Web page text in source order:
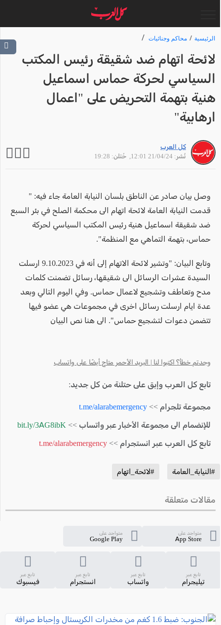
الرئيسية محاكم وجنائيات
لائحة اتهام ضد شقيقة رئيس المكتب
السياسي لحركة حماس اسماعيل
هنية بتهمة التحريض على "اعمال
ارهابية"
كل العرب
نُشر: 21/04/24 12:01
, حُتلن: 19:28
وصل بيان صادر عن الناطق بلسان النيابة العامة جاء فيه: "
قدمت النيابة العامة لائحة اتهام الى محكمة الصلح في بئر السبع
ضد شقيقة اسماعيل هنية رئيس المكتب السياسي لحركة
حماس، بتهمة التماهي مع المنظمة".
وتابع البيان: "وتشير لائحة الاتهام إلى أنه في 9.10.2023 ارسلت
السيدة عشرات الرسائل الى شقيقها، رسائل تضمنت كلمات
مدح وتعاطف وتشجيع لاعمال حماس. وفي اليوم التالي وبعد
عدة ايام ارسلت رسائل اخرى في مجموعات هي عضو فيها
تتضمن دعوات لتشجيع حماس". الى هنا نص البيان
وجدتم خطأ؟ اكتبوا لنا | البريد الأحمر متاح أيضًا على واتساب
تابع كل العرب وإبق على حتلنة من كل جديد:
مجموعة تلجرام >> t.me/alarabemergency
للإنضمام الى مجموعة الأخبار عبر واتساب >> bit.ly/3AG8ibK
تابع كل العرب عبر انستجرام >> t.me/alarabemergency
#النيابة_العامة #لائحة_اتهام
مقالات متعلقة
متواجد على
App Store
متواجد على
Google Play
تابع عبر
تيليجرام
تابع عبر
واتساب
تابع عبر
انستجرام
تابع عبر
فيسبوك